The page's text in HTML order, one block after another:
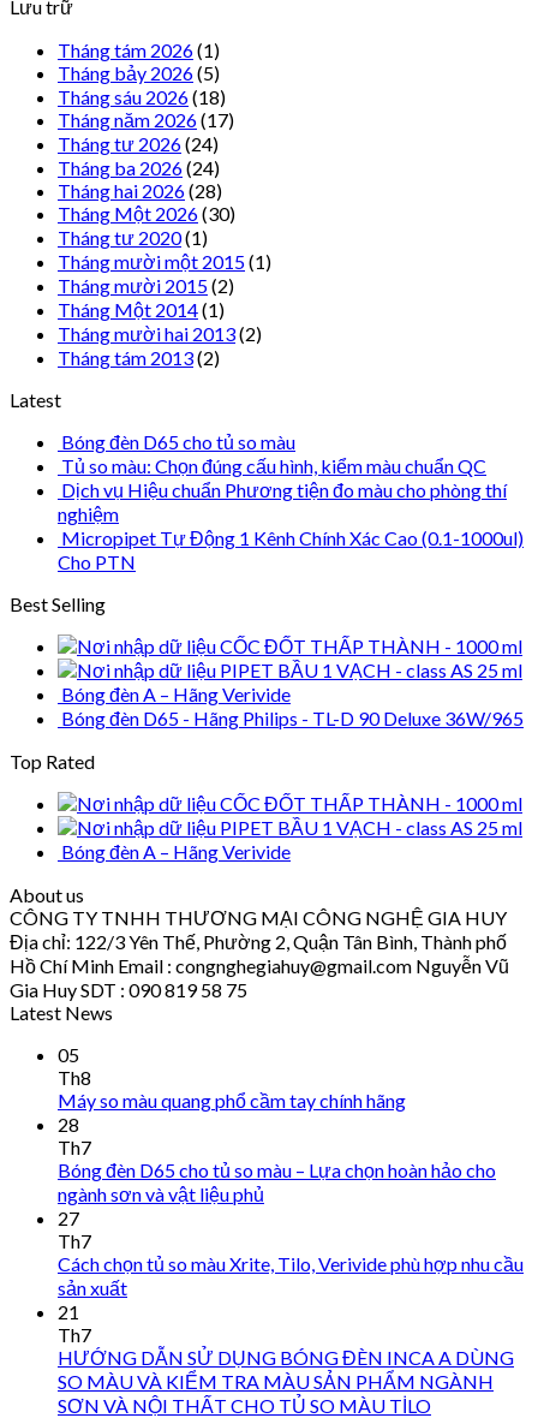
Lưu trữ
Tháng tám 2026(1)
Tháng bảy 2026(5)
Tháng sáu 2026(18)
Tháng năm 2026(17)
Tháng tư 2026(24)
Tháng ba 2026(24)
Tháng hai 2026(28)
Tháng Một 2026(30)
Tháng tư 2020(1)
Tháng mười một 2015(1)
Tháng mười 2015(2)
Tháng Một 2014(1)
Tháng mười hai 2013(2)
Tháng tám 2013(2)
Latest
Bóng đèn D65 cho tủ so màu
Tủ so màu: Chọn đúng cấu hình, kiểm màu chuẩn QC
Dịch vụ Hiệu chuẩn Phương tiện đo màu cho phòng thí
nghiệm
Micropipet Tự Động 1 Kênh Chính Xác Cao (0.1-1000ul)
Cho PTN
Best Selling
CỐC ĐỐT THẤP THÀNH - 1000 ml
PIPET BẦU 1 VẠCH - class AS 25 ml
Bóng đèn A – Hãng Verivide
Bóng đèn D65 - Hãng Philips - TL-D 90 Deluxe 36W/965
Top Rated
CỐC ĐỐT THẤP THÀNH - 1000 ml
PIPET BẦU 1 VẠCH - class AS 25 ml
Bóng đèn A – Hãng Verivide
About us
CÔNG TY TNHH THƯƠNG MẠI CÔNG NGHỆ GIA HUY
Địa chỉ: 122/3 Yên Thế, Phường 2, Quận Tân Bình, Thành phố
Hồ Chí Minh Email : congnghegiahuy@gmail.com Nguyễn Vũ
Gia Huy SDT : 090 819 58 75
Latest News
05
Th8
Máy so màu quang phổ cầm tay chính hãng
28
Th7
Bóng đèn D65 cho tủ so màu – Lựa chọn hoàn hảo cho
ngành sơn và vật liệu phủ
27
Th7
Cách chọn tủ so màu Xrite, Tilo, Verivide phù hợp nhu cầu
sản xuất
21
Th7
HƯỚNG DẪN SỬ DỤNG BÓNG ĐÈN INCA A DÙNG
SO MÀU VÀ KIỂM TRA MÀU SẢN PHẨM NGÀNH
SƠN VÀ NỘI THẤT CHO TỦ SO MÀU TİLO